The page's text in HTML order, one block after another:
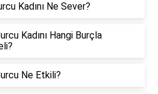
Kadını Ne Sever?
Kadını Hangi Burçla
Ne Etkili?